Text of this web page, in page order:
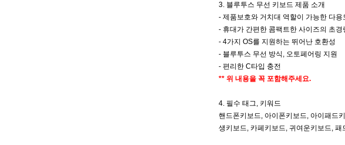
3. 블루투스 무선 키보드 제품 소개
- 제품보호와 거치대 역할이 가능한 다용
- 휴대가 간편한 콤팩트한 사이즈의 초경
- 4가지 OS를 지원하는 뛰어난 호환성
- 블루투스 무선 방식, 오토페어링 지원
- 편리한 C타입 충전
** 위 내용을 꼭 포함해주세요.
4. 필수 태그, 키워드
핸드폰키보드, 아이폰키보드, 아이패드
생키보드, 카페키보드, 귀여운키보드,